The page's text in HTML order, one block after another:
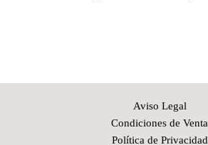
Aviso Legal
Condiciones de Venta
Política de Privacidad